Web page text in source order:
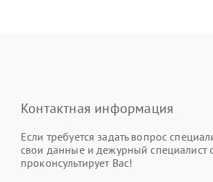
Контактная информация
Если требуется задать вопрос
свои данные и дежурный специалист
проконсультирует Вас!